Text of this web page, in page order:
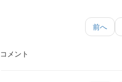
前へ
コメント